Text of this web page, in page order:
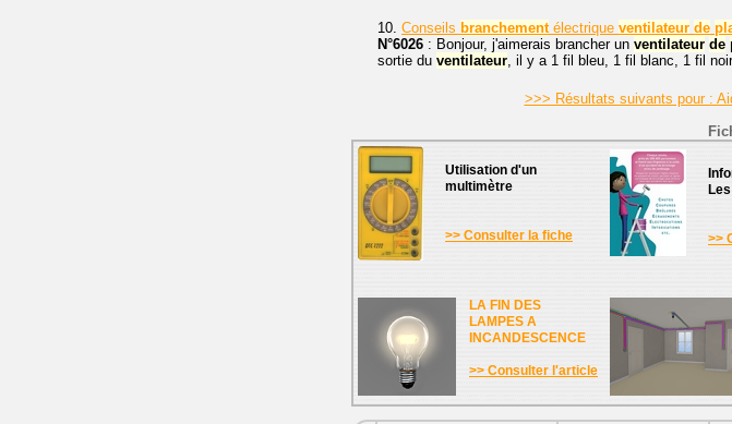
10. Conseils branchementélectrique ventilateur de
N°6026 : Bonjour, j'aimerais brancher un ventilateur de
sortie du ventilateur, il y a 1 fil bleu, 1 fil blanc, 1 fil
>>> Résultats suivants pour :
Utilisation d'un
multimètre
>> Consulter la fiche >>
LA FIN DES
LAMPES A
INCANDESCENCE
>> Consulter l'article